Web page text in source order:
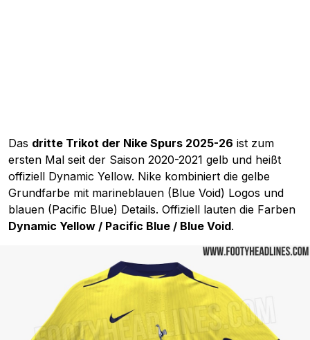
Das dritte Trikot der Nike Spurs 2025-26 ist zum
ersten Mal seit der Saison 2020-2021 gelb und heißt
offiziell Dynamic Yellow. Nike kombiniert die gelbe
Grundfarbe mit marineblauen (Blue Void) Logos und
blauen (Pacific Blue) Details. Offiziell lauten die Farben
Dynamic Yellow / Pacific Blue / Blue Void.